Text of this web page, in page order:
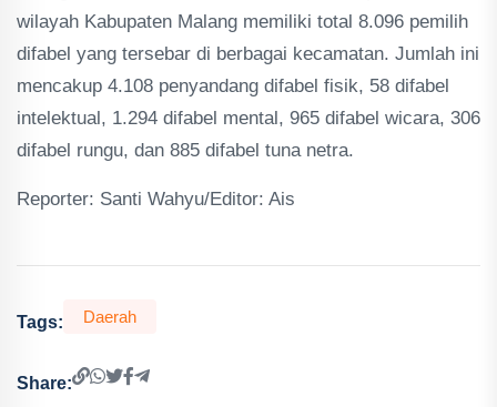
wilayah Kabupaten Malang memiliki total 8.096 pemilih
difabel yang tersebar di berbagai kecamatan. Jumlah ini
mencakup 4.108 penyandang difabel fisik, 58 difabel
intelektual, 1.294 difabel mental, 965 difabel wicara, 306
difabel rungu, dan 885 difabel tuna netra.
Reporter: Santi Wahyu/Editor: Ais
Tags: Daerah
Share: